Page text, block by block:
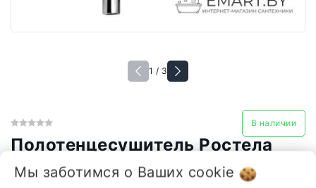
1 / 3
В наличии
Полотенцесушитель Ростела
Аккорд 1" 70 см
548,99 руб.
Мы заботимся о Ваших cookie